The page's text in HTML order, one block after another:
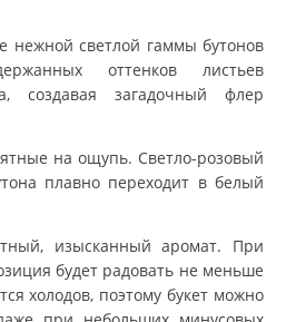
нежной светлой гаммы бутонов
оттенков листьев
создавая загадочный флер
на ощупь. Светло-розовый
плавно переходит в белый
изысканный аромат. При
будет радовать не меньше
холодов, поэтому букет можно